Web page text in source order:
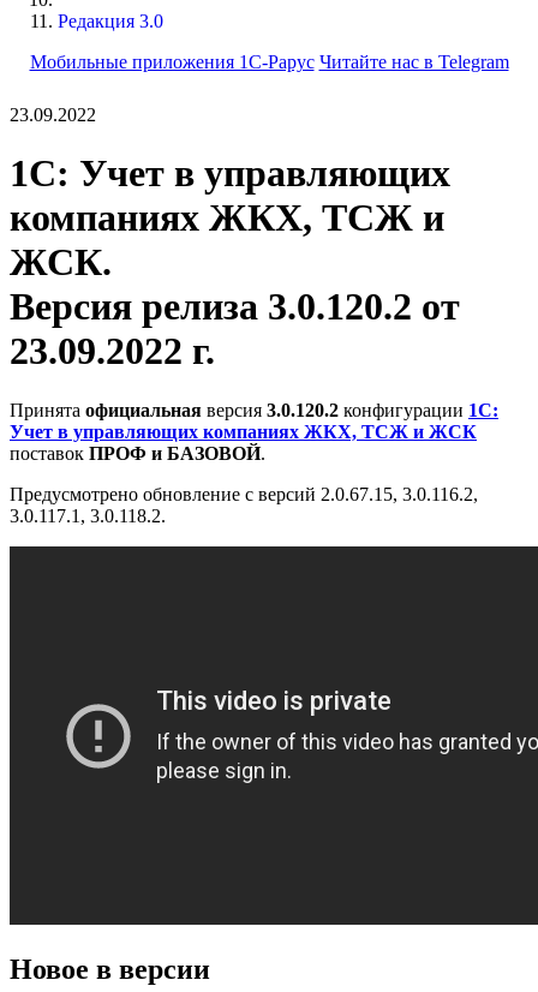
Редакция 3.0
Мобильные приложения 1С-Рарус Читайте нас в Telegram
23.09.2022
1С: Учет в управляющих
компаниях ЖКХ, ТСЖ и
ЖСК.
Версия релиза 3.0.120.2 от
23.09.2022 г.
Принята официальная версия 3.0.120.2 конфигурации 1С:
Учет в управляющих компаниях ЖКХ, ТСЖ и ЖСК
поставок ПРОФ и БАЗОВОЙ.
Предусмотрено обновление с версий 2.0.67.15, 3.0.116.2,
3.0.117.1, 3.0.118.2.
Новое в версии